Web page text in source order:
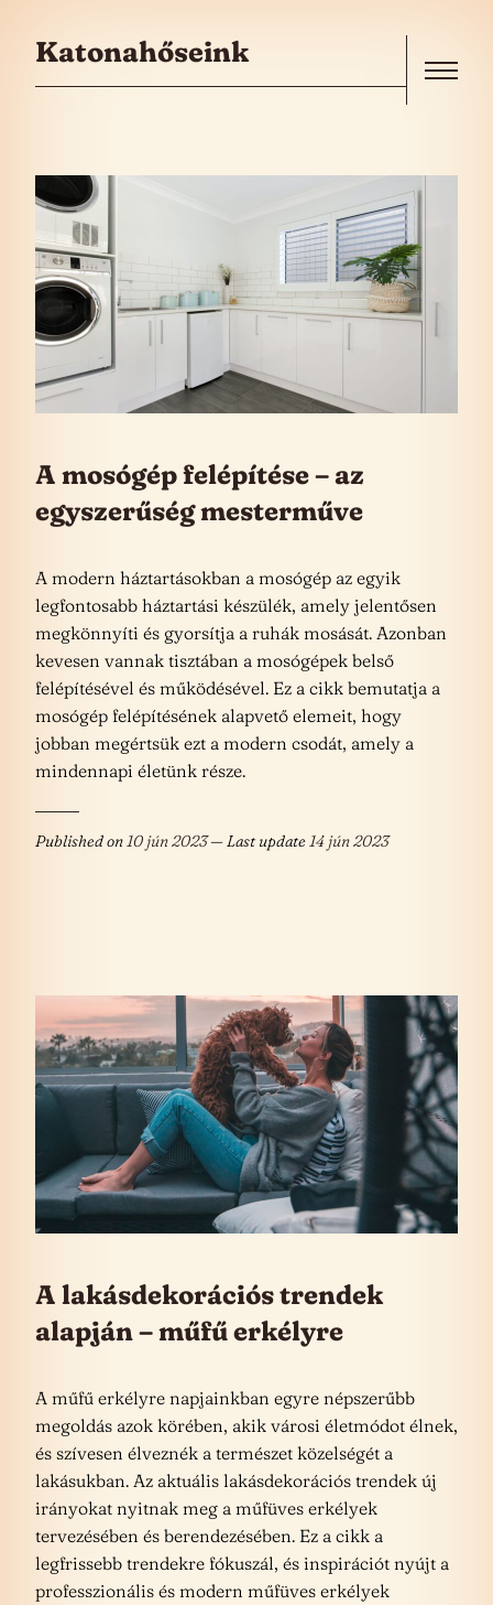
Katonahőseink
A mosógép felépítése – az
egyszerűség mesterműve
A modern háztartásokban a mosógép az egyik
legfontosabb háztartási készülék, amely jelentősen
megkönnyíti és gyorsítja a ruhák mosását. Azonban
kevesen vannak tisztában a mosógépek belső
felépítésével és működésével. Ez a cikk bemutatja a
mosógép felépítésének alapvető elemeit, hogy
jobban megértsük ezt a modern csodát, amely a
mindennapi életünk része.
Published on10 jún 2023— Last update14 jún 2023
A lakásdekorációs trendek
alapján – műfű erkélyre
A műfű erkélyre napjainkban egyre népszerűbb
megoldás azok körében, akik városi életmódot élnek,
és szívesen élveznék a természet közelségét a
lakásukban. Az aktuális lakásdekorációs trendek új
irányokat nyitnak meg a műfüves erkélyek
tervezésében és berendezésében. Ez a cikk a
legfrissebb trendekre fókuszál, és inspirációt nyújt a
professzionális és modern műfüves erkélyek